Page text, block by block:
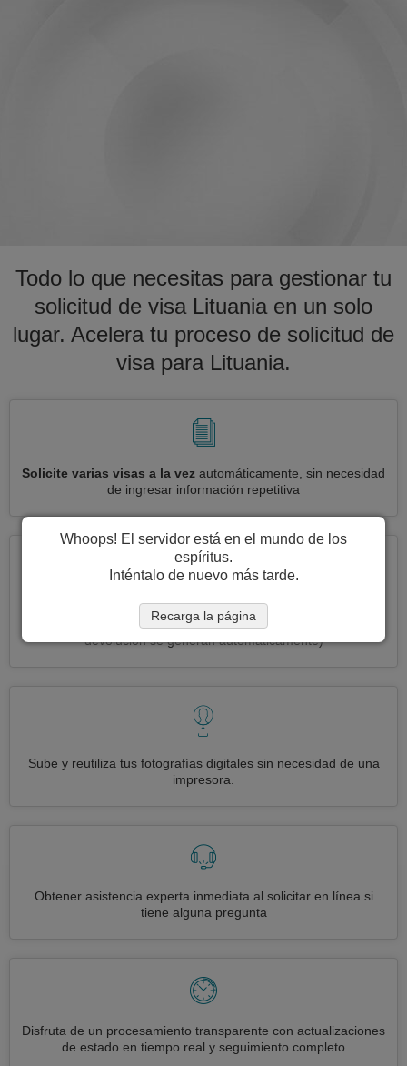
Todo lo que necesitas para gestionar tu
solicitud de visa Lituania en un solo
lugar. Acelera tu proceso de solicitud de
visa para Lituania.
Solicite varias visas a la vez automáticamente, sin necesidad
de ingresar información repetitiva
Reduce your solicitud de visa Lituania a3 simples pasos:
imprimir, firmar y enviar (Las etiquetas de envío de entrada y
devolución se generan automáticamente)
Sube y reutiliza tus fotografías digitales sin necesidad de una
impresora.
Obtener asistencia experta inmediata al solicitar en línea si
tiene alguna pregunta
Disfruta de un procesamiento transparente con actualizaciones
de estado en tiempo real y seguimiento completo
Whoops! El servidor está en el mundo de los
espíritus.
Inténtalo de nuevo más tarde.
Recarga la página